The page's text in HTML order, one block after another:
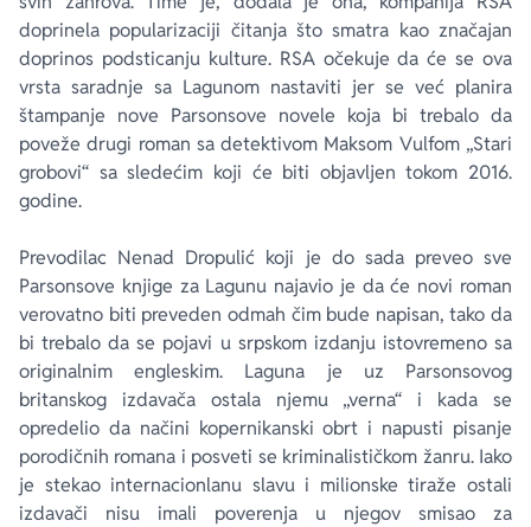
doprinela popularizaciji čitanja što smatra kao značajan
doprinos podsticanju kulture. RSA očekuje da će se ova
vrsta saradnje sa Lagunom nastaviti jer se već planira
štampanje nove Parsonsove novele koja bi trebalo da
poveže drugi roman sa detektivom Maksom Vulfom „Stari
grobovi“ sa sledećim koji će biti objavljen tokom 2016.
godine.
Prevodilac Nenad Dropulić koji je do sada preveo sve
Parsonsove knjige za Lagunu najavio je da će novi roman
verovatno biti preveden odmah čim bude napisan, tako da
bi trebalo da se pojavi u srpskom izdanju istovremeno sa
originalnim engleskim. Laguna je uz Parsonsovog
britanskog izdavača ostala njemu „verna“ i kada se
opredelio da načini kopernikanski obrt i napusti pisanje
porodičnih romana i posveti se kriminalističkom žanru. Iako
je stekao internacionlanu slavu i milionske tiraže ostali
izdavači nisu imali poverenja u njegov smisao za